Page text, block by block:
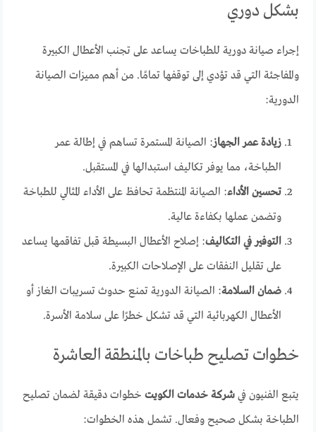
بشكل دوري
إجراء صيانة دورية للطباخات يساعد على تجنب الأعطال الكبيرة
والمفاجئة التي قد تؤدي إلى توقفها تمامًا. من أهم مميزات الصيانة
الدورية:
زيادة عمر الجهاز: الصيانة المستمرة تساهم في إطالة عمر
الطباخة، مما يوفر تكاليف استبدالها في المستقبل.
تحسين الأداء: الصيانة المنتظمة تحافظ على الأداء المثالي للطباخة
وتضمن عملها بكفاءة عالية.
التوفير في التكاليف: إصلاح الأعطال البسيطة قبل تفاقمها يساعد
على تقليل النفقات على الإصلاحات الكبيرة.
ضمان السلامة: الصيانة الدورية تمنع حدوث تسريبات الغاز أو
الأعطال الكهربائية التي قد تشكل خطرًا على سلامة الأسرة.
خطوات تصليح طباخات بالمنطقة العاشرة
يتبع الفنيون فيشركة خدمات الكويت خطوات دقيقة لضمان تصليح
الطباخة بشكل صحيح وفعال. تشمل هذه الخطوات: